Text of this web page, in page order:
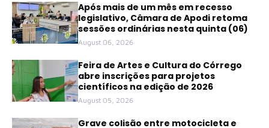
Após mais de um mês em recesso
legislativo, Câmara de Apodi retoma
sessões ordinárias nesta quinta (06)
August 06, 2026
Feira de Artes e Cultura do Córrego
abre inscrições para projetos
científicos na edição de 2026
August 05, 2026
Grave colisão entre motocicleta e